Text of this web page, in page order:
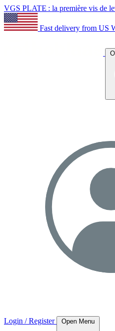
VGS PLATE : la première vis de
Fast delivery from US
Login / Register Open Menu